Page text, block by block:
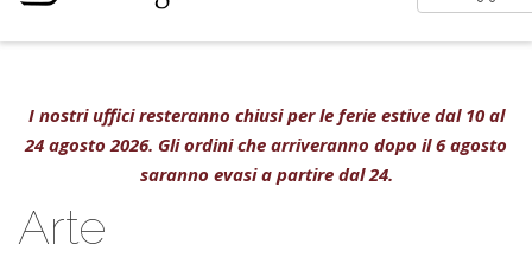
I nostri uffici resteranno chiusi per le ferie estive dal 10 al
24 agosto 2026. Gli ordini che arriveranno dopo il 6 agosto
saranno evasi a partire dal 24.
Arte